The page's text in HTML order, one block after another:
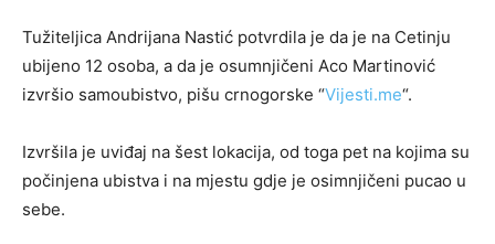
Tužiteljica Andrijana Nastić potvrdila je da je na Cetinju
ubijeno 12 osoba, a da je osumnjičeni Aco Martinović
izvršio samoubistvo, pišu crnogorske “Vijesti.me“.
Izvršila je uviđaj na šest lokacija, od toga pet na kojima su
počinjena ubistva i na mjestu gdje je osimnjičeni pucao u
sebe.